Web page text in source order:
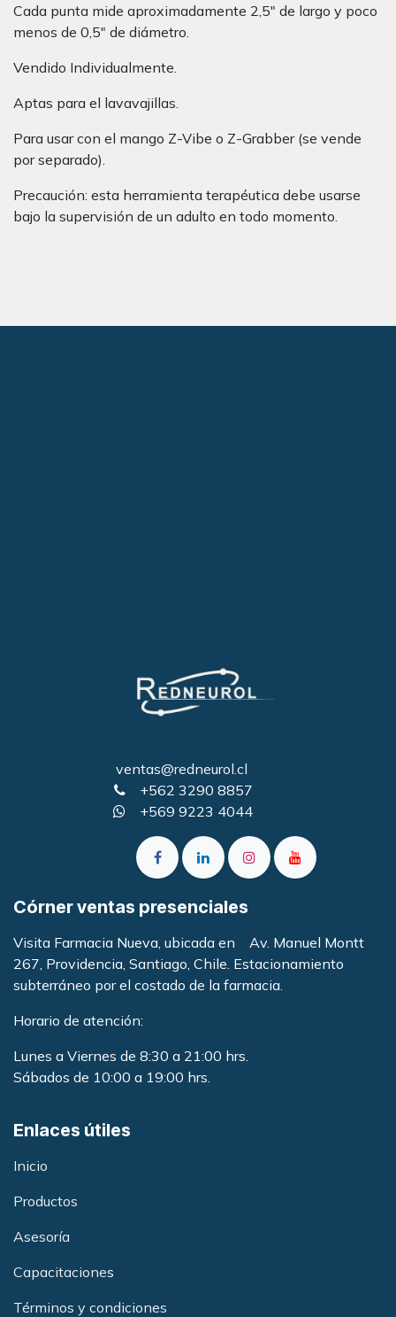
Cada punta mide aproximadamente 2,5″ de largo y poco
menos de 0,5″ de diámetro.
Vendido Individualmente.
Aptas para el lavavajillas.
Para usar con el mango Z-Vibe o Z-Grabber (se vende
por separado).
Precaución: esta herramienta terapéutica debe usarse
bajo la supervisión de un adulto en todo momento.
ventas@redneurol.cl
+562 3290 8857
+569 9223 4044
Córner ventas presenciales
Visita Farmacia Nueva, ubicada en Av. Manuel Montt
267, Providencia, Santiago, Chile. Estacionamiento
subterráneo por el costado de la farmacia
Horario de atención:
Lunes a Viernes de 8:30 a 21:00 hrs.
Sábados de 10:00 a 19:00 hrs.
Enlaces útiles
Inicio
Productos
Asesoría
Capacitaciones
Términos y condiciones